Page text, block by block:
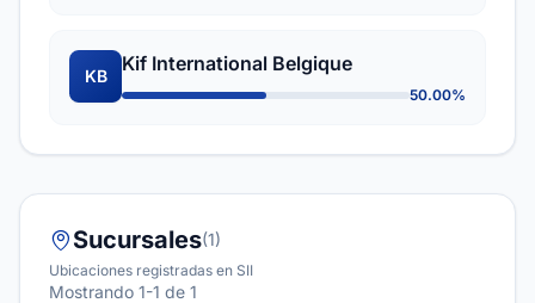
KB
Kif International Belgique
50.00%
Sucursales(1)
Ubicaciones registradas en SII
Mostrando 1-1 de 1